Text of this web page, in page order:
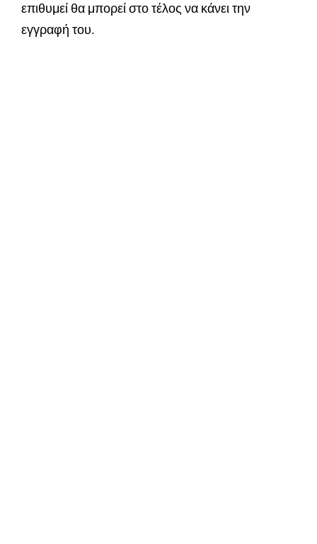
επιθυμεί θα μπορεί στο τέλος να κάνει την
εγγραφή του.